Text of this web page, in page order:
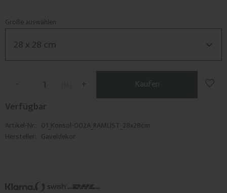
Größe auswählen
+
- Kaufen
Zu
Verfügbar
Artikel-Nr. 01_Konsol-002A_RAMLIST_28x28cm
Hersteller Gaveldekor